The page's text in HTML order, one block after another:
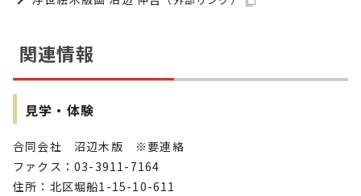
関連情報
見学・体験
合同会社 沼辺木版 ※要連絡
ファクス：03-3911-7164
住所：北区堀船1-15-10-611